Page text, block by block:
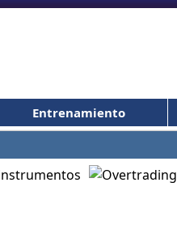
Entrenamiento